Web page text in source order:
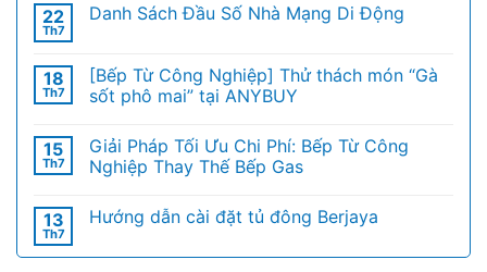
22
Th7
Danh Sách Đầu Số Nhà Mạng Di Động
18
Th7
[Bếp Từ Công Nghiệp] Thử thách món “Gà
sốt phô mai” tại ANYBUY
15
Th7
Giải Pháp Tối Ưu Chi Phí: Bếp Từ Công
Nghiệp Thay Thế Bếp Gas
13
Th7
Hướng dẫn cài đặt tủ đông Berjaya